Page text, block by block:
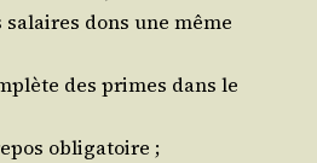
dons une même
des primes dans le
obligatoire ;